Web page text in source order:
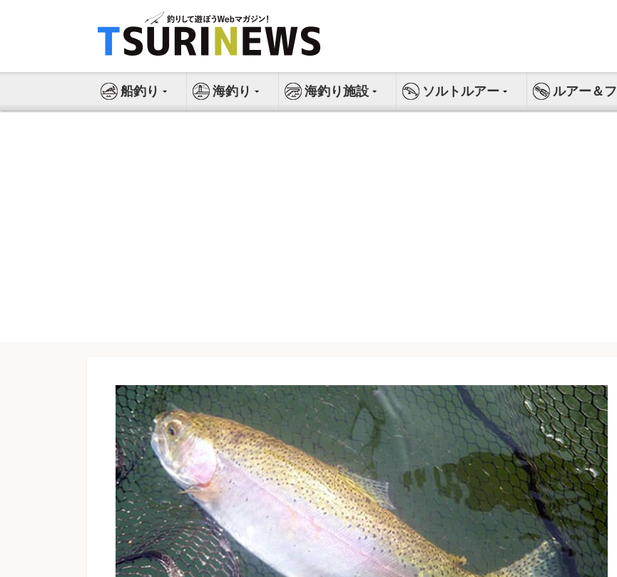
ス
船釣り 海釣り 海釣り施設 ソルトルアー ルアー＆